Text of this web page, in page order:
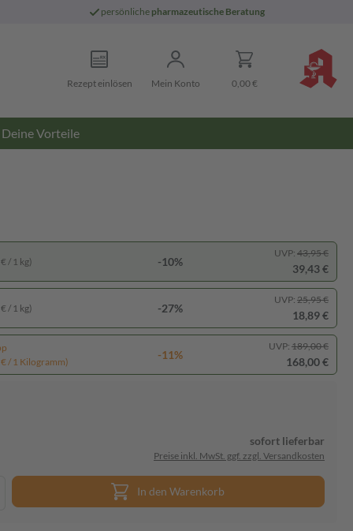
persönliche pharmazeutische Beratung
Rezept einlösen Mein Konto 0,00 €
Deine Vorteile
/ 1 kg) -10%
UVP: 43,95 €
39,43 €
/ 1 kg) -27%
UVP: 25,95 €
18,89 €
/ 1 Kilogramm)
-11%
UVP: 189,00 €
168,00 €
sofort lieferbar
Preise inkl. MwSt. ggf. zzgl. Versandkosten
In den Warenkorb